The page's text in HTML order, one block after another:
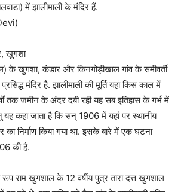
में झालीमाली के मंदिर हैं.
खुगशा
के खुगशा, कंडार और किनगोड़ीखाल गांव के समीवर्ती
मंदिर है. झालीमाली की मूर्ति यहां किस काल में
तक जमीन के अंदर दबी रही यह सब इतिहास के गर्भ में
यह कहा जाता है कि सन् 1906 में यहां पर स्थानीय
का निर्माण किया गया था. इसके बारे में एक घटना
की है.
रूप राम खुगशाल के 12 वर्षीय पुत्र तारा दत्त खुगशाल